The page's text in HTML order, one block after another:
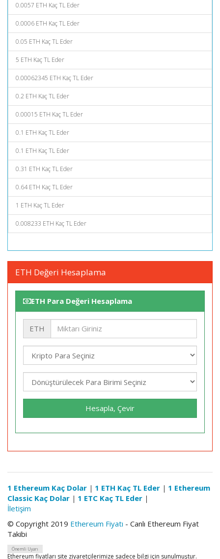
0.0057 ETH Kaç TL Eder
0.0006 ETH Kaç TL Eder
0.05 ETH Kaç TL Eder
5 ETH Kaç TL Eder
0.00062345 ETH Kaç TL Eder
0.2 ETH Kaç TL Eder
0.00015 ETH Kaç TL Eder
0.1 ETH Kaç TL Eder
0.1 ETH Kaç TL Eder
0.31 ETH Kaç TL Eder
0.64 ETH Kaç TL Eder
1 ETH Kaç TL Eder
0.008233 ETH Kaç TL Eder
ETH Değeri Hesaplama
ETH Para Değeri Hesaplama
ETH
Hesapla, Çevir
1 Ethereum Kaç Dolar | 1 ETH Kaç TL Eder | 1 Ethereum
Classic Kaç Dolar | 1 ETC Kaç TL Eder |
İletişim
© Copyright 2019 Ethereum Fiyatı - Canlı Ethereum Fiyat
Takibi
Önemli Uyarı
Ethereum fiyatları site ziyaretçilerimize sadece bilgi için sunulmuştur.